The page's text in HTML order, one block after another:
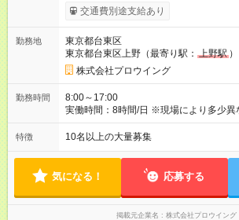
用期間あり 試用期間の長さ：6ヶ月 雇用
と同じです。
交通費別途支給あり
勤務地
東京都台東区
東京都台東区上野（最寄り駅： 上野駅 ）
株式会社プロウイング
勤務時間
8:00～17:00
実働時間：8時間/日 ※現場により多少
る場合、1⽇1～2時間程度です。（月
われば⼣⽅前に上がれる⽇もあります！
特徴 10名以上の大量募集
気になる！ 応募する
掲載元企業名 株式会社プロウイング